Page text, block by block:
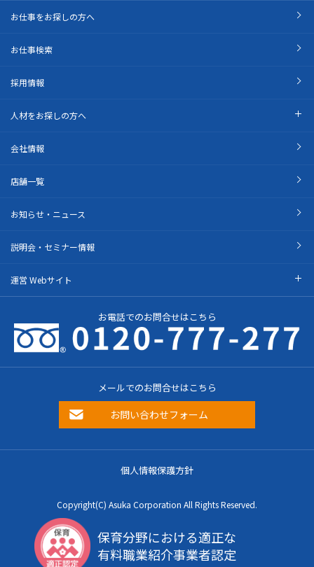
お仕事をお探しの方へ
お仕事検索
採用情報
人材をお探しの方へ
会社情報
店舗一覧
お知らせ・ニュース
説明会・セミナー情報
運営 Webサイト
お電話でのお問合せはこちら
メールでのお問合せはこちら
お問い合わせフォーム
個人情報保護方針
Copyright(C) Asuka Corporation All Rights Reserved.
保育分野における適正な
有料職業紹介事業者認定